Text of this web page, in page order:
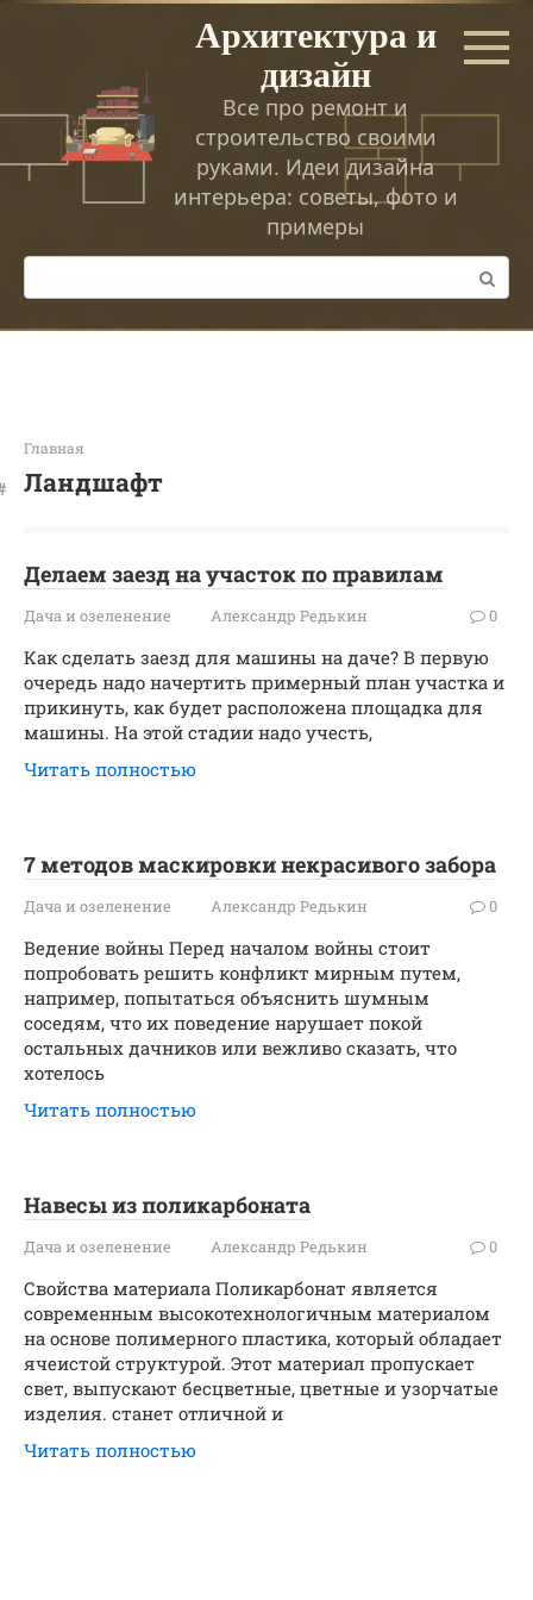
Перейти
Архитектура и
дизайн
Все про ремонт и
строительство своими
руками. Идеи дизайна
интерьера: советы, фото и
примеры
Поиск:
Главная
Ландшафт
Делаем заезд на участок по правилам
Дача и озеленение Александр Редькин 0
Как сделать заезд для машины на даче? В первую
очередь надо начертить примерный план участка и
прикинуть, как будет расположена площадка для
машины. На этой стадии надо учесть,
Читать полностью
7 методов маскировки некрасивого забора
Дача и озеленение Александр Редькин 0
Ведение войны Перед началом войны стоит
попробовать решить конфликт мирным путем,
например, попытаться объяснить шумным
соседям, что их поведение нарушает покой
остальных дачников или вежливо сказать, что
хотелось
Читать полностью
Навесы из поликарбоната
Дача и озеленение Александр Редькин 0
Свойства материала Поликарбонат является
современным высокотехнологичным материалом
на основе полимерного пластика, который обладает
ячеистой структурой. Этот материал пропускает
свет, выпускают бесцветные, цветные и узорчатые
изделия. станет отличной и
Читать полностью